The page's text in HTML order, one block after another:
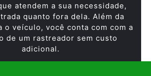
atendem a sua necessidade,
quanto fora dela. Além da
o veículo, você conta com com a
de um rastreador sem custo
adicional.